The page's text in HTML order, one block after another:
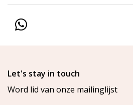
Let's stay in touch
Word lid van onze mailinglijst